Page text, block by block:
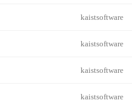
kaistsoftware
kaistsoftware
kaistsoftware
kaistsoftware